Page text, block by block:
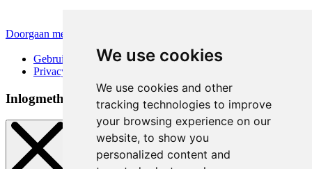
We use cookies
We use cookies and other
tracking technologies to improve
your browsing experience on our
website, to show you
personalized content and
Doorgaan met Apple
Gebruiksvoorwaarden
Privacybeleid
Inlogmethoden